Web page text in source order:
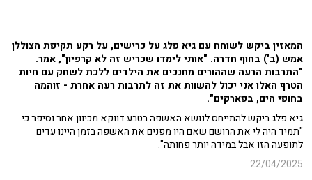
המאזין ביקש לשוחח עם גיא פלג על כרישים, על רקע תקיפת הצוללן
אמש (ב') בחוף חדרה. "אותי לימדו שכריש זה לא קרפיון", אמר.
"התרבות הרעה שההורים מחנכים את הילדים ללכת לשחק עם חיות
הטרף האלו אני יכול להשוות את זה לתרבות רעה אחרת - זוהמה
בחופי הים, בפארקים".
גיא פלג ביקש להתייחס לנושא האשפה בטבע דווקא מכיוון אחר וסיפר כי
"תמיד היה לי את הרושם שאם היו מפנים את האשפה בזמן היינו עדים
לתופעה הזו אבל במידה יותר פחותה".
22/04/2025